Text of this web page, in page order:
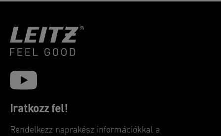
Iratkozz fel!
Rendelkezz naprakész információkkal a